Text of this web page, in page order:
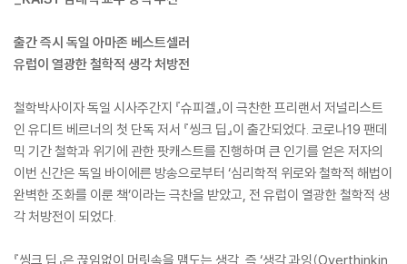
출간 즉시 독일 아마존 베스트셀러
유럽이 열광한 철학적 생각 처방전
철학박사이자 독일 시사주간지 『슈피겔』이 극찬한 프리랜서 저널리스트
인 유디트 베르너의 첫 단독 저서 『씽크 딥』이 출간되었다. 코로나19 팬데
믹 기간 철학과 위기에 관한 팟캐스트를 진행하며 큰 인기를 얻은 저자의
이번 신간은 독일 바이에른 방송으로부터 ‘심리학적 위로와 철학적 해법이
완벽한 조화를 이룬 책’이라는 극찬을 받았고, 전 유럽이 열광한 철학적 생
각 처방전이 되었다.
『씽크 딥』은 끊임없이 머릿속을 맴도는 생각, 즉 ‘생각 과잉(Overthinkin